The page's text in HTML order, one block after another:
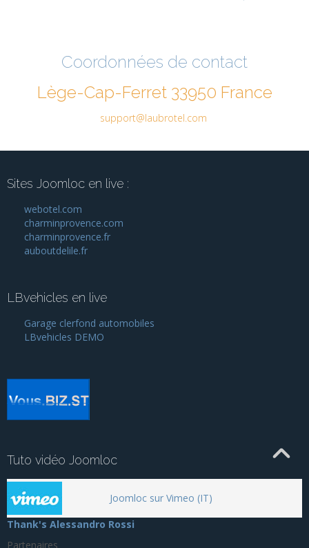
Coordonnées de contact
Lège-Cap-Ferret 33950 France
support@laubrotel.com
Sites Joomloc en live :
webotel.com
charminprovence.com
charminprovence.fr
auboutdelile.fr
LBvehicles en live
Garage clerfond automobiles
LBvehicles DEMO
Tuto vidéo Joomloc
Joomloc sur Vimeo (IT)
Thank's Alessandro Rossi
Partenaires